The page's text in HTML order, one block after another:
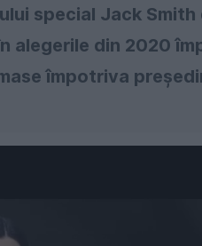
special Jack
alegerile din 2020
împotriva